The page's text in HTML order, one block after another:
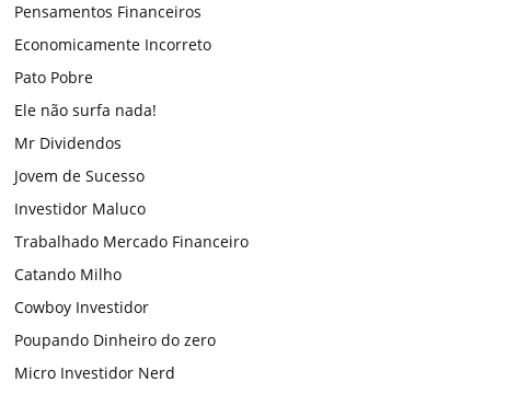
Pensamentos Financeiros
Economicamente Incorreto
Pato Pobre
Ele não surfa nada!
Mr Dividendos
Jovem de Sucesso
Investidor Maluco
Trabalhado Mercado Financeiro
Catando Milho
Cowboy Investidor
Poupando Dinheiro do zero
Micro Investidor Nerd